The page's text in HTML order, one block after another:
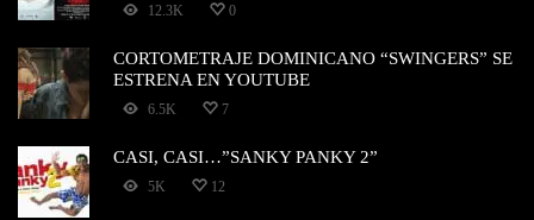
12.3K 0
CORTOMETRAJE DOMINICANO “SWINGERS” SE
ESTRENA EN YOUTUBE
6.5K 7
CASI, CASI…”SANKY PANKY 2”
5K 12